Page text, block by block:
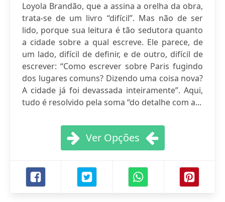
Loyola Brandão, que a assina a orelha da obra,
trata-se de um livro “difícil”. Mas não de ser
lido, porque sua leitura é tão sedutora quanto
a cidade sobre a qual escreve. Ele parece, de
um lado, difícil de definir, e de outro, difícil de
escrever: “Como escrever sobre Paris fugindo
dos lugares comuns? Dizendo uma coisa nova?
A cidade já foi devassada inteiramente”. Aqui,
tudo é resolvido pela soma “do detalhe com a...
Ver Opções